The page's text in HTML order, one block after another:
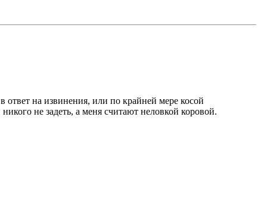
ответ на извинения, или по крайней мере косой
не задеть, а меня считают неловкой коровой.